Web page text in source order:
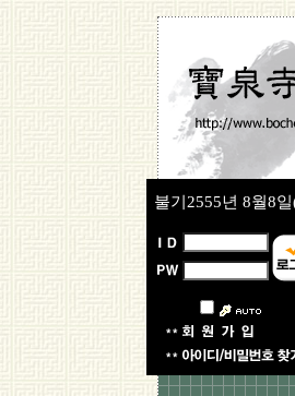
불기2555년 8월8